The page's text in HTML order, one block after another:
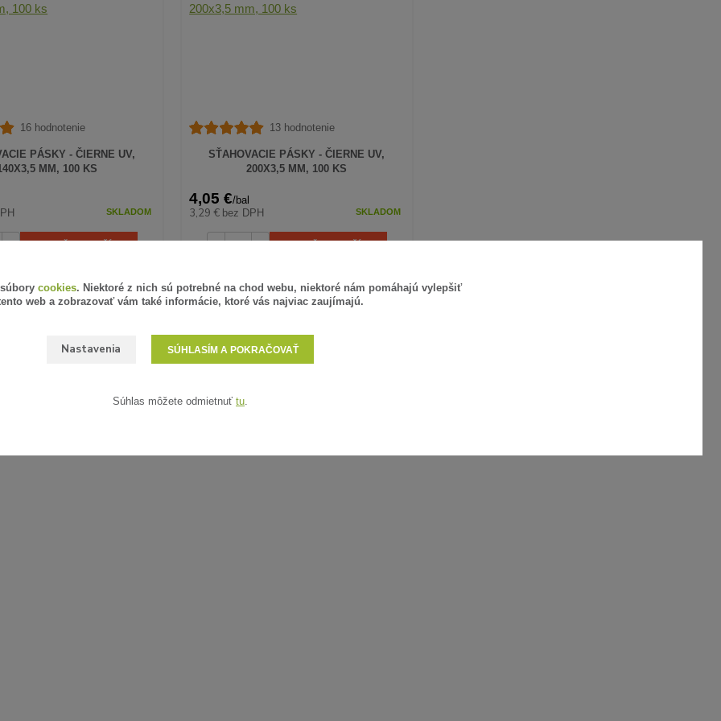
16 hodnotenie
PÁSKY - ČIERNE UV,
MM, 100 KS
SKLADOM
13 hodnotenie
SŤAHOVACIE PÁSKY - ČIERNE UV,
200X3,5 MM, 100 KS
4,05 €/bal
3,29 € bez DPH SKLADOM
V KATEGÓRIÁCH
cookies. Niektoré z nich sú potrebné na chod webu, niektoré nám pomáhajú vylepšiť
web a zobrazovať vám také informácie, ktoré vás najviac zaujímajú.
Nastavenia SÚHLASÍM A POKRAČOVAŤ
Súhlas môžete odmietnuť tu